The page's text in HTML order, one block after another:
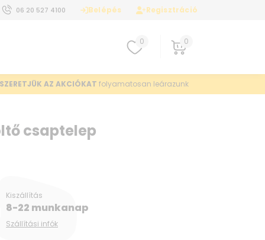
06 20 527 4100 Belépés Regisztráció
0 0
SZERETJÜK AZ AKCIÓKAT folyamatosan leárazunk
csaptelep
Kiszállítás
8-22 munkanap
Szállítási infók